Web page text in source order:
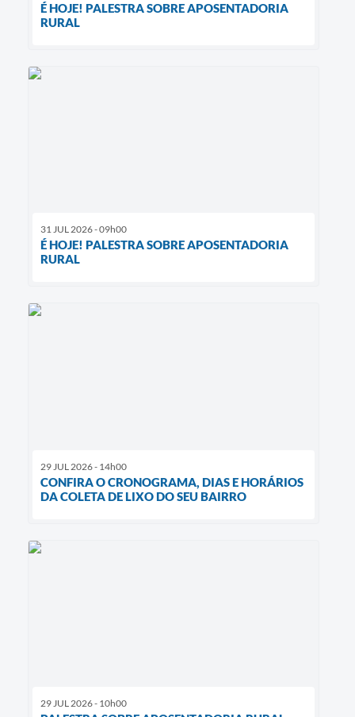
É HOJE! PALESTRA SOBRE APOSENTADORIA
RURAL
31 JUL 2026 - 09h00
É HOJE! PALESTRA SOBRE APOSENTADORIA
RURAL
29 JUL 2026 - 14h00
CONFIRA O CRONOGRAMA, DIAS E HORÁRIOS
DA COLETA DE LIXO DO SEU BAIRRO
29 JUL 2026 - 10h00